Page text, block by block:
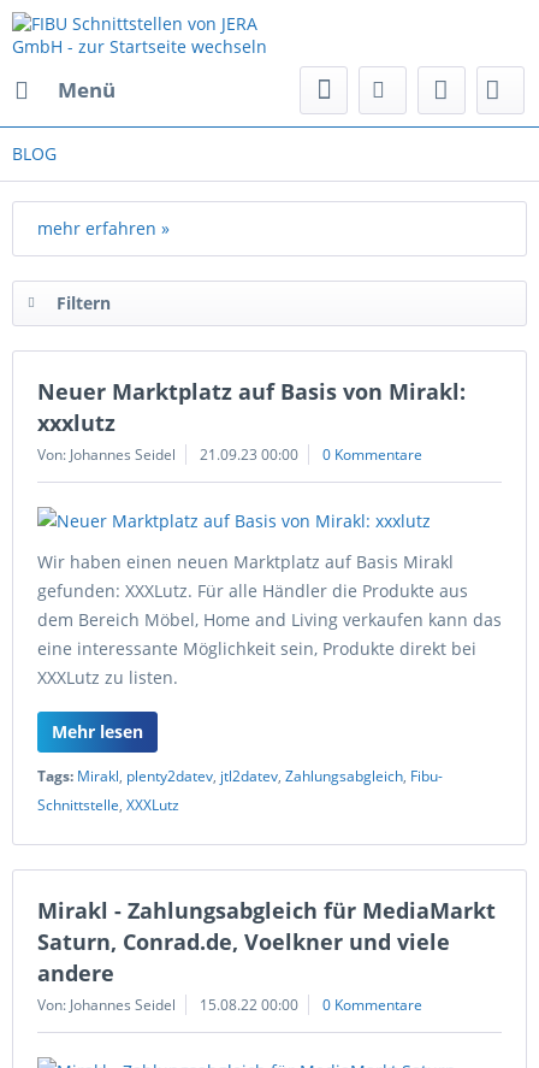
Menü
BLOG
mehr erfahren »
Filtern
Neuer Marktplatz auf Basis von Mirakl:
xxxlutz
Von: Johannes Seidel 21.09.23 00:00 0 Kommentare
Wir haben einen neuen Marktplatz auf Basis Mirakl
gefunden: XXXLutz. Für alle Händler die Produkte aus
dem Bereich Möbel, Home and Living verkaufen kann das
eine interessante Möglichkeit sein, Produkte direkt bei
XXXLutz zu listen.
Mehr lesen
Tags: Mirakl, plenty2datev, jtl2datev, Zahlungsabgleich, Fibu-
Schnittstelle, XXXLutz
Mirakl - Zahlungsabgleich für MediaMarkt
Saturn, Conrad.de, Voelkner und viele
andere
Von: Johannes Seidel 15.08.22 00:00 0 Kommentare